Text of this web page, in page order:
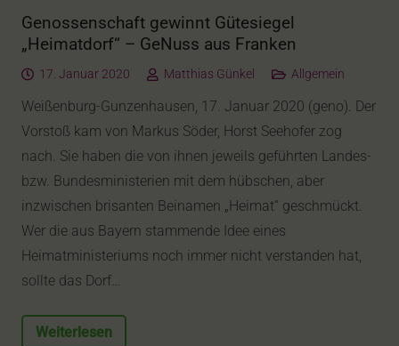
Genossenschaft gewinnt Gütesiegel
„Heimatdorf“ – GeNuss aus Franken
17. Januar 2020 Matthias Günkel Allgemein
Weißenburg-Gunzenhausen, 17. Januar 2020 (geno). Der
Vorstoß kam von Markus Söder, Horst Seehofer zog
nach. Sie haben die von ihnen jeweils geführten Landes-
bzw. Bundesministerien mit dem hübschen, aber
inzwischen brisanten Beinamen „Heimat“ geschmückt.
Wer die aus Bayern stammende Idee eines
Heimatministeriums noch immer nicht verstanden hat,
sollte das Dorf…
Weiterlesen